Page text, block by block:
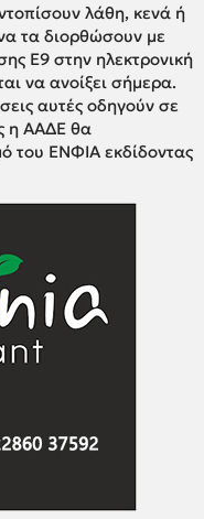
λάθη, κενά ή
τα διορθώσουν με
Ε9 στην ηλεκτρονική
να ανοίξει σήμερα.
αυτές οδηγούν σε
η ΑΑΔΕ θα
του ΕΝΦΙΑ εκδίδοντας